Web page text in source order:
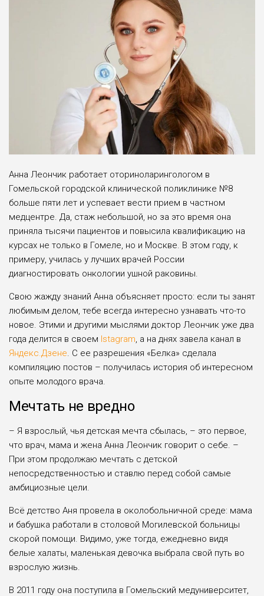
Анна Леончик работает оториноларингологом в
Гомельской городской клинической поликлинике №8
больше пяти лет и успевает вести прием в частном
медцентре. Да, стаж небольшой, но за это время она
приняла тысячи пациентов и повысила квалификацию на
курсах не только в Гомеле, но и Москве. В этом году, к
примеру, училась у лучших врачей России
диагностировать онкологии ушной раковины.
Свою жажду знаний Анна объясняет просто: если ты занят
любимым делом, тебе всегда интересно узнавать что-то
новое. Этими и другими мыслями доктор Леончик уже два
года делится в своем Istagram , а на днях завела канал в
Яндекс.Дзене . С ее разрешения «Белка» сделала
компиляцию постов – получилась история об интересном
опыте молодого врача.
Мечтать не вредно
– Я взрослый, чья детская мечта сбылась, – это первое,
что врач, мама и жена Анна Леончик говорит о себе. –
При этом продолжаю мечтать с детской
непосредственностью и ставлю перед собой самые
амбициозные цели.
Всё детство Аня провела в околобольничной среде: мама
и бабушка работали в столовой Могилевской больницы
скорой помощи. Видимо, уже тогда, ежедневно видя
белые халаты, маленькая девочка выбрала свой путь во
взрослую жизнь.
В 2011 году она поступила в Гомельский медуниверситет,